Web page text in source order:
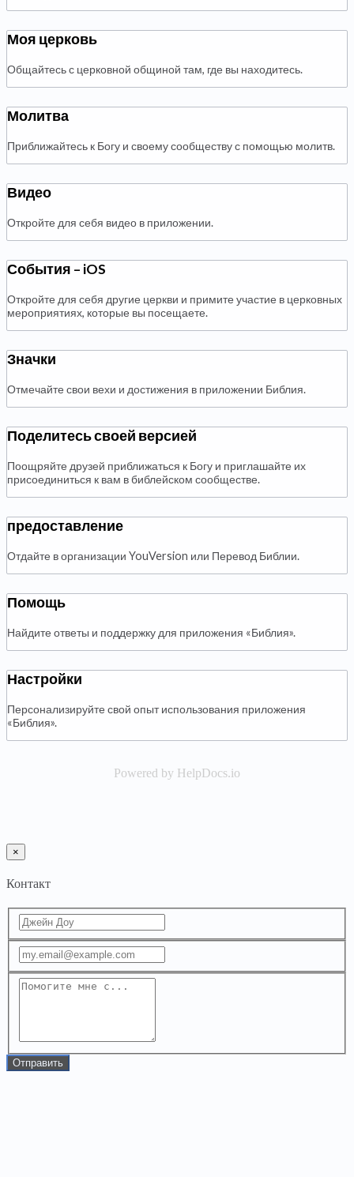
Моя церковь
Общайтесь с церковной общиной там, где вы находитесь.
Молитва
Приближайтесь к Богу и своему сообществу с помощью молитв.
Видео
Откройте для себя видео в приложении.
События – iOS
Откройте для себя другие церкви и примите участие в церковных
мероприятиях, которые вы посещаете.
Значки
Отмечайте свои вехи и достижения в приложении Библия.
Поделитесь своей версией
Поощряйте друзей приближаться к Богу и приглашайте их
присоединиться к вам в библейском сообществе.
предоставление
Отдайте в организации YouVersion или Перевод Библии.
Помощь
Найдите ответы и поддержку для приложения «Библия».
Настройки
Персонализируйте свой опыт использования приложения
«Библия».
Powered by HelpDocs.io
×
Контакт
Отправить